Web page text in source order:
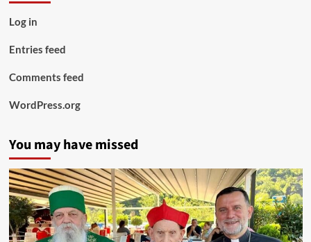
Log in
Entries feed
Comments feed
WordPress.org
You may have missed